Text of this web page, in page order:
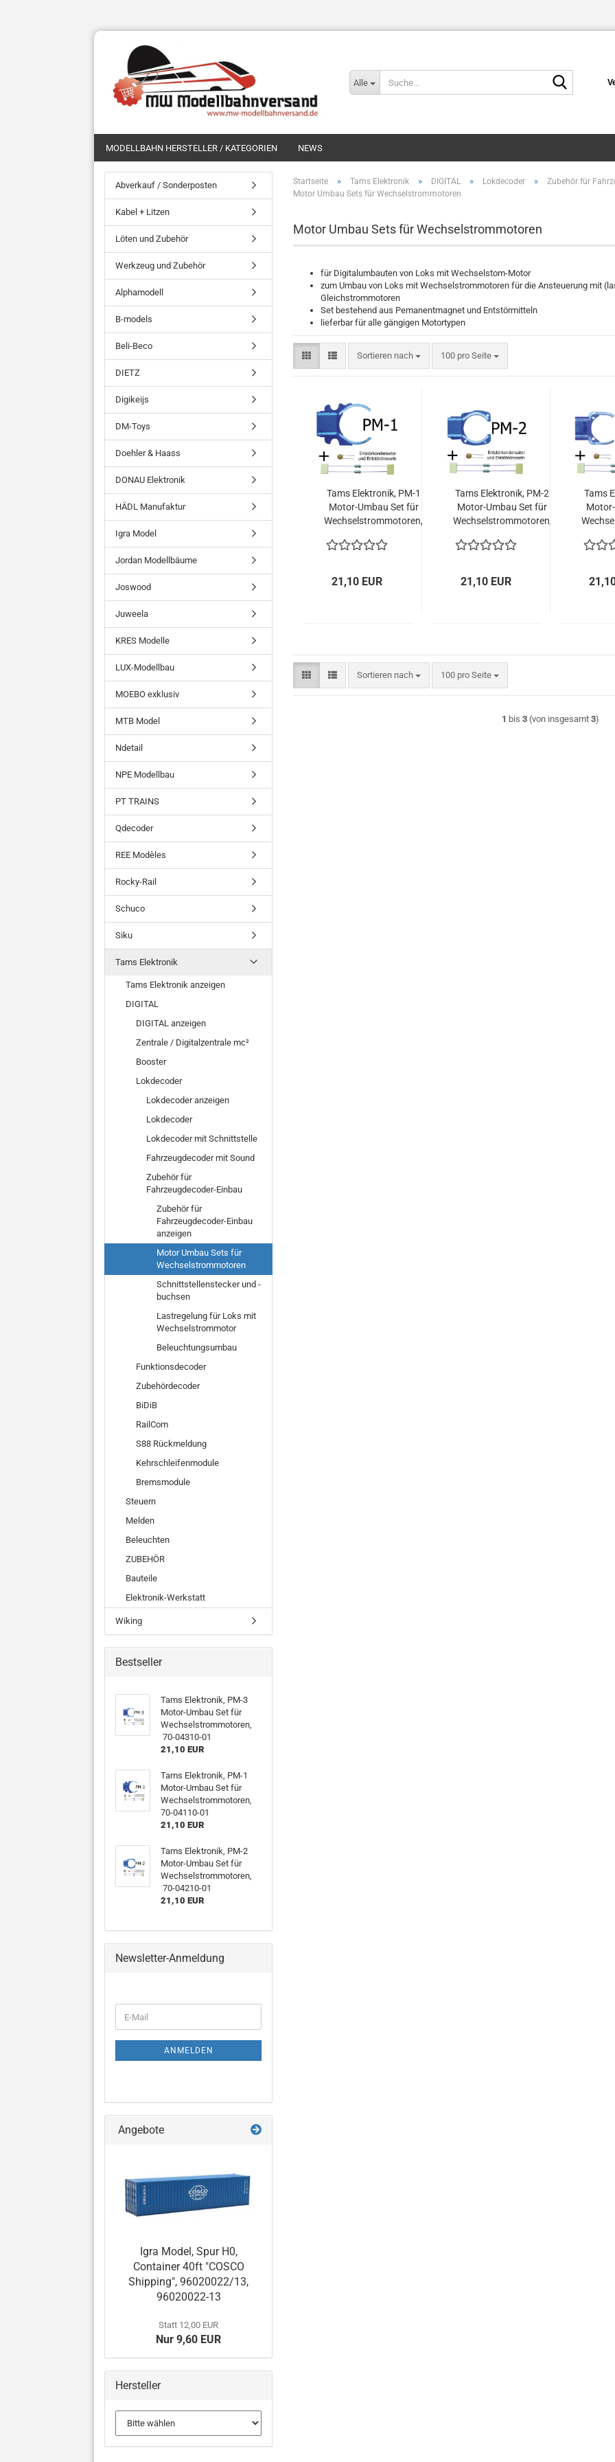
Alle
MODELLBAHN HERSTELLER / KATEGORIEN NEWS
Startseite » Tams Elektronik » DIGITAL » Lokdecoder »
Zubehör für
Motor Umbau Sets für Wechselstrommotoren
Motor Umbau Sets für Wechselstrommotoren
für Digitalumbauten von Loks mit Wechselstom-Motor
zum Umbau von Loks mit Wechselstrommotoren für die Ansteuerung mit
Gleichstrommotoren
Set bestehend aus Pemanentmagnet und Entstörmitteln
lieferbar für alle gängigen Motortypen
Sortieren nach
Sortieren nach 100 pro Seite
pro Seite
Tams Elektronik, PM-1
Motor-Umbau Set für
Wechselstrommotoren,
21,10 EUR
Tams Elektronik, PM-2
Motor-Umbau Set für
Wechselstrommotoren,
21,10 EUR
Tams
Sortieren nach
Sortieren nach 100 pro Seite
pro Seite
1 bis 3 (von insgesamt 3)
Abverkauf / Sonderposten
Kabel + Litzen
Löten und Zubehör
Werkzeug und Zubehör
Alphamodell
B-models
Beli-Beco
DIETZ
Digikeijs
DM-Toys
Doehler & Haass
DONAU Elektronik
HÄDL Manufaktur
Igra Model
Jordan Modellbäume
Joswood
Juweela
KRES Modelle
LUX-Modellbau
MOEBO exklusiv
MTB Model
Ndetail
NPE Modellbau
PT TRAINS
Qdecoder
REE Modèles
Rocky-Rail
Schuco
Siku
Tams Elektronik
Tams Elektronik anzeigen
DIGITAL
DIGITAL anzeigen
Zentrale / Digitalzentrale mc²
Booster
Lokdecoder
Lokdecoder anzeigen
Lokdecoder
Lokdecoder mit Schnittstelle
Fahrzeugdecoder mit Sound
Zubehör für
Fahrzeugdecoder-Einbau
Zubehör für
Fahrzeugdecoder-Einbau
anzeigen
Motor Umbau Sets für
Wechselstrommotoren
Schnittstellenstecker und -
buchsen
Lastregelung für Loks mit
Wechselstrommotor
Beleuchtungsumbau
Funktionsdecoder
Zubehördecoder
BiDiB
RailCom
S88 Rückmeldung
Kehrschleifenmodule
Bremsmodule
Steuern
Melden
Beleuchten
ZUBEHÖR
Bauteile
Elektronik-Werkstatt
Wiking
Bestseller
Tams Elektronik, PM-3
Motor-Umbau Set für
Wechselstrommotoren,
70-04310-01
21,10 EUR
Tams Elektronik, PM-1
Motor-Umbau Set für
Wechselstrommotoren,
70-04110-01
21,10 EUR
Tams Elektronik, PM-2
Motor-Umbau Set für
Wechselstrommotoren,
70-04210-01
21,10 EUR
Newsletter-Anmeldung
ZUR
ANMELDUNG
E-
Mail
ANMELDEN
Angebote
Igra Model, Spur H0,
Container 40ft "COSCO
Shipping", 96020022/13,
96020022-13
Statt 12,00 EUR
Nur 9,60 EUR
Hersteller